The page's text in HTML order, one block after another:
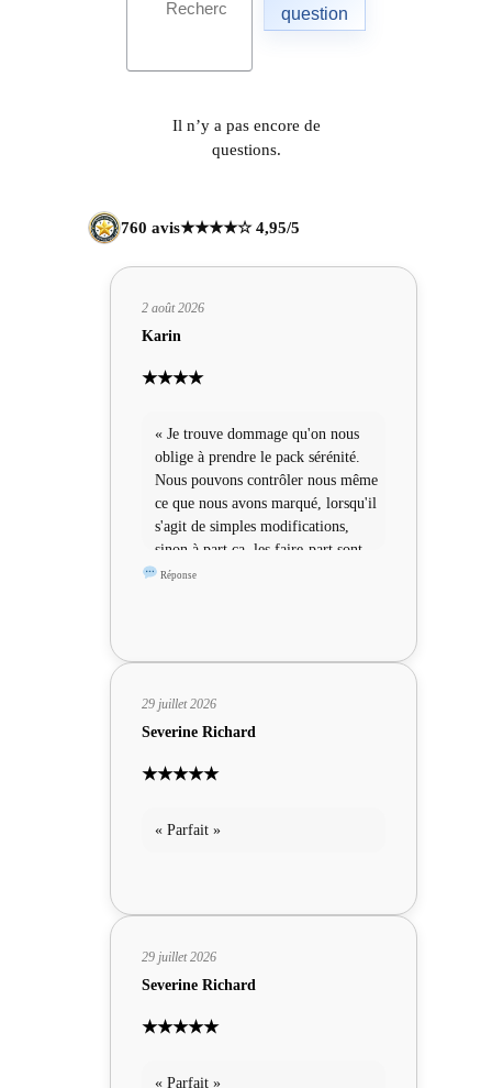
question
Il n’y a pas encore de
questions.
760 avis★★★★☆ 4,95/5
2 août 2026
Karin
★★★★
« Je trouve dommage qu'on nous
oblige à prendre le pack sérénité.
Nous pouvons contrôler nous même
ce que nous avons marqué, lorsqu'il
s'agit de simples modifications,
sinon à part ça, les faire-part sont
sympas »
Réponse
29 juillet 2026
Severine Richard
★★★★★
« Parfait »
29 juillet 2026
Severine Richard
★★★★★
« Parfait »